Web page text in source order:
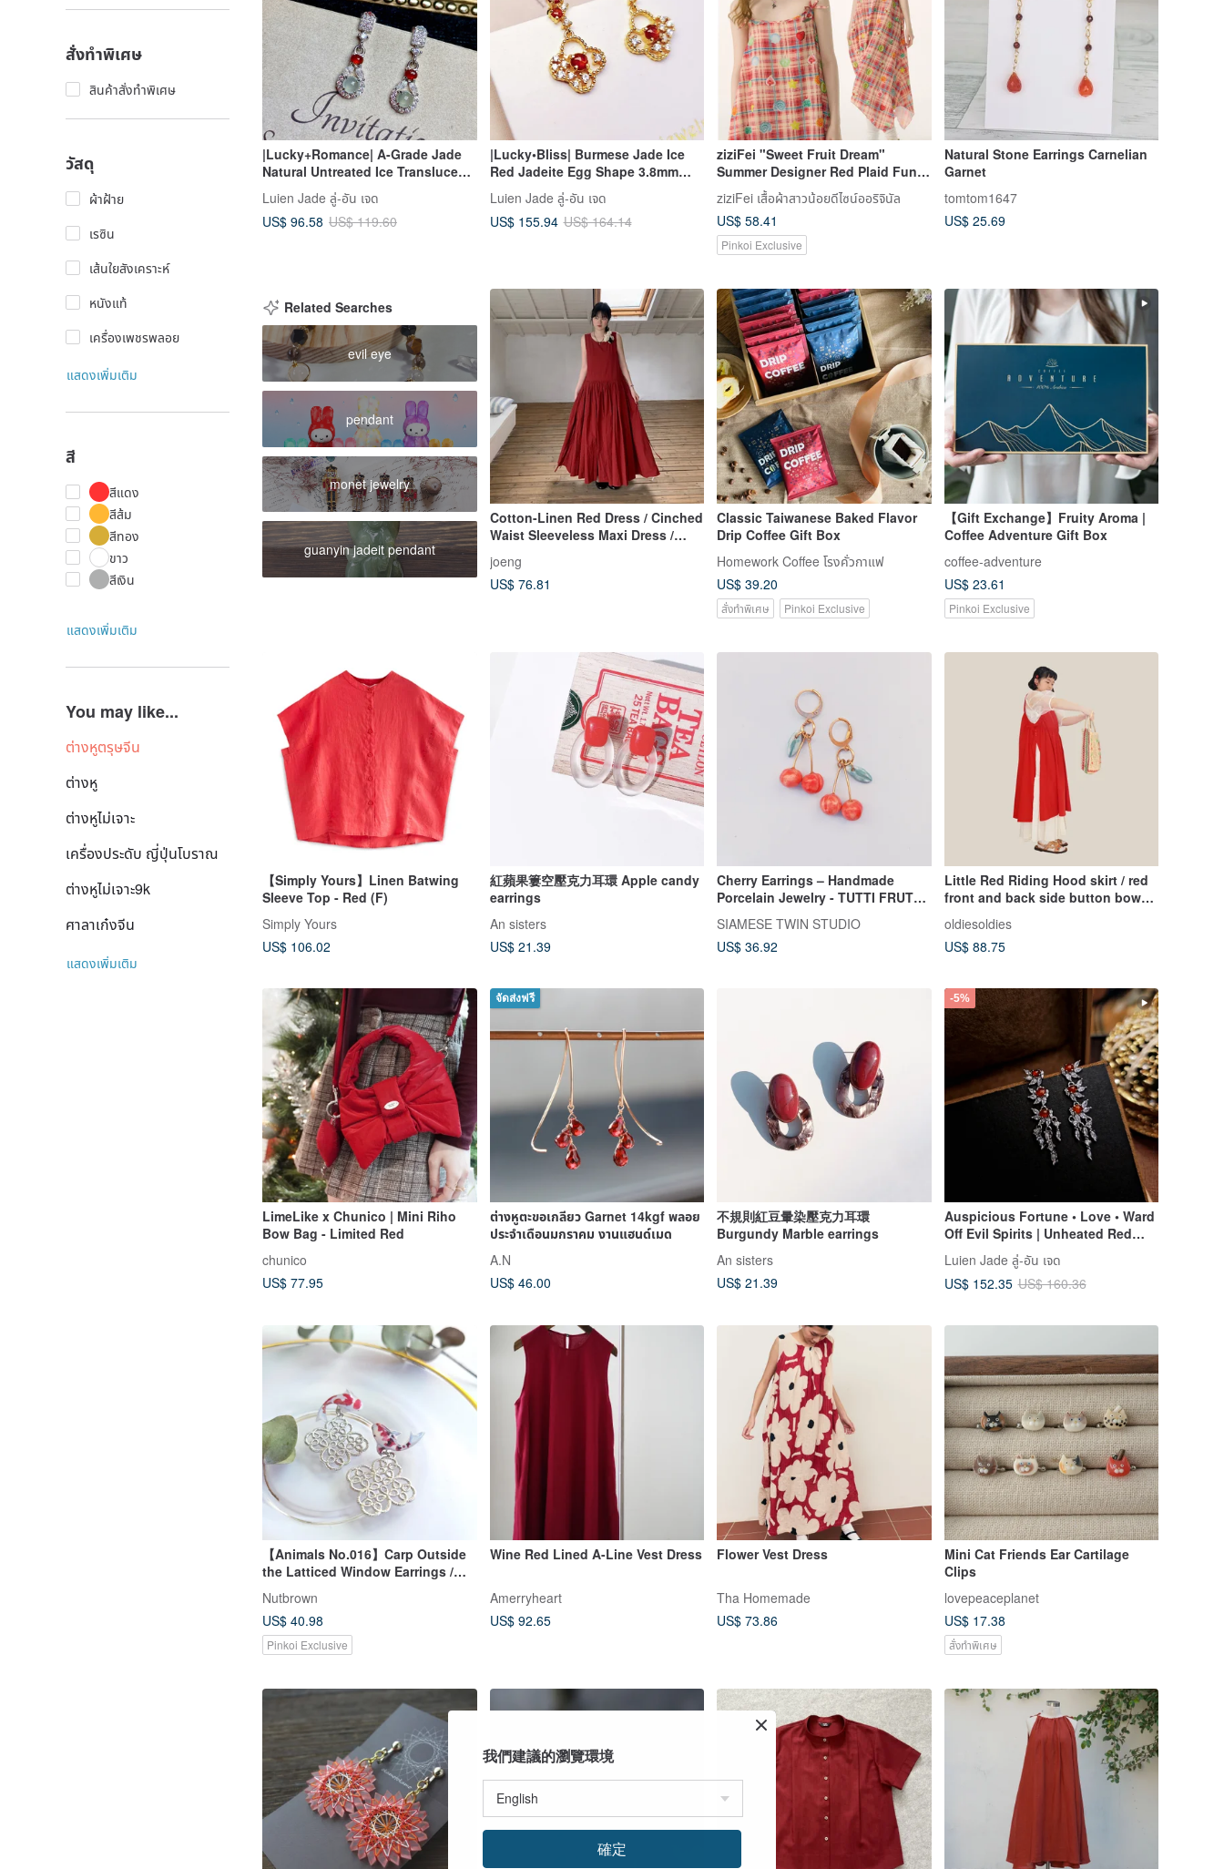
สั่งทำพิเศษ
สินค้าสั่งทำพิเศษ
วัสดุ
ผ้าฝ้าย
เรซิน
เส้นใยสังเคราะห์
หนังแท้
เครื่องเพชรพลอย
แสดงเพิ่มเติม
สี
สีแดง
สีส้ม
สีทอง
ขาว
สีเงิน
แสดงเพิ่มเติม
You may like...
ต่างหูตรุษจีน
ต่างหู
ต่างหูไม่เจาะ
เครื่องประดับ ญี่ปุ่นโบราณ
ต่างหูไม่เจาะ9k
ศาลาเก๋งจีน
แสดงเพิ่มเติม
|Lucky+Romance| A-Grade Jade
Natural Untreated Ice Translucent
Red Jade Egg Shape 3mm Sterling
Silver Plated 18k Multi-Gem
Earrings
Luien Jade ลู่-อัน เจด
US$ 96.58 US$ 119.60
|Lucky•Bliss| Burmese Jade Ice
Red Jadeite Egg Shape 3.8mm
Sterling Silver Plated 18k Yellow
Four-Leaf Clover Earrings
Luien Jade ลู่-อัน เจด
US$ 155.94 US$ 164.14
ziziFei "Sweet Fruit Dream"
Summer Designer Red Plaid Fun
Print Long Slip Dress for Women
ziziFei เสื้อผ้าสาวน้อยดีไซน์ออริจินัล
US$ 58.41
Pinkoi Exclusive
Natural Stone Earrings Carnelian
Garnet
tomtom1647
US$ 25.69
Related Searches
evil eye
pendant
monet jewelry
guanyin jadeit pendant
Cotton-Linen Red Dress / Cinched
Waist Sleeveless Maxi Dress /
Dress
joeng
US$ 76.81
Classic Taiwanese Baked Flavor
Drip Coffee Gift Box
Homework Coffee โรงคั่วกาแฟ
US$ 39.20
สั่งทำพิเศษ Pinkoi Exclusive
【Gift Exchange】Fruity Aroma |
Coffee Adventure Gift Box
coffee-adventure
US$ 23.61
Pinkoi Exclusive
【Simply Yours】Linen Batwing
Sleeve Top - Red (F)
Simply Yours
US$ 106.02
紅蘋果簍空壓克力耳環 Apple candy
earrings
An sisters
US$ 21.39
Cherry Earrings – Handmade
Porcelain Jewelry - TUTTI FRUTTI
Collection
SIAMESE TWIN STUDIO
US$ 36.92
Little Red Riding Hood skirt / red
front and back side button bow
tie skirt
oldiesoldies
US$ 88.75
LimeLike x Chunico | Mini Riho
Bow Bag - Limited Red
chunico
US$ 77.95
จัดส่งฟรี
ต่างหูตะขอเกลียว Garnet 14kgf พลอย
ประจำเดือนมกราคม งานแฮนด์เมด
A.N
US$ 46.00
不規則紅豆暈染壓克力耳環
Burgundy Marble earrings
An sisters
US$ 21.39
-5%
Auspicious Fortune • Love • Ward
Off Evil Spirits | Unheated Red
Jadeite Tassel Earrings | Burmese
A-Grade Jadeite Earrings
Luien Jade ลู่-อัน เจด
US$ 152.35 US$ 160.36
【Animals No.016】Carp Outside
the Latticed Window Earrings /
Nutbrown
US$ 40.98
Pinkoi Exclusive
Wine Red Lined A-Line Vest Dress
Amerryheart
US$ 92.65
Flower Vest Dress
Tha Homemade
US$ 73.86
Mini Cat Friends Ear Cartilage
Clips
lovepeaceplanet
US$ 17.38
สั่งทำพิเศษ
我們建議的瀏覽環境
確定